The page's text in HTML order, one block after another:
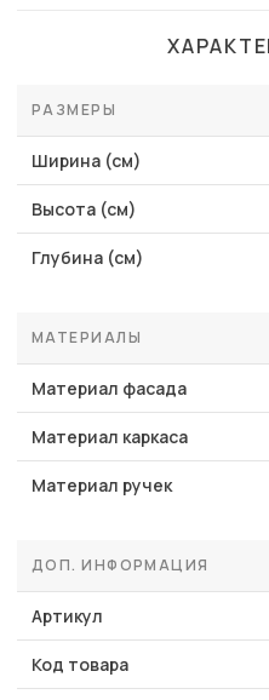
РАЗМЕРЫ
Ширина (см)
Высота (см)
Глубина (см)
МАТЕРИАЛЫ
Материал фасада
Материал каркаса
Материал ручек
ДОП. ИНФОРМАЦИЯ
Артикул
Код товара